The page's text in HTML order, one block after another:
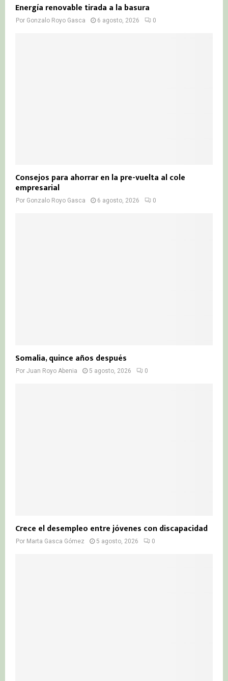
Energía renovable tirada a la basura
Por Gonzalo Royo Gasca 6 agosto, 2026 0
Consejos para ahorrar en la pre-vuelta al cole
empresarial
Por Gonzalo Royo Gasca 6 agosto, 2026 0
Somalia, quince años después
Por Juan Royo Abenia 5 agosto, 2026 0
Crece el desempleo entre jóvenes con discapacidad
Por Marta Gasca Gómez 5 agosto, 2026 0